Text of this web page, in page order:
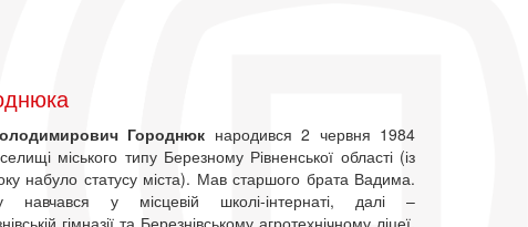
Городнюк народився 2 червня 1984
міського типу Березному Рівненської області (із
набуло статусу міста). Мав старшого брата Вадима.
навчався у місцевій школі-інтернаті, далі –
гімназії та Березнівському агротехнічному ліцеї.